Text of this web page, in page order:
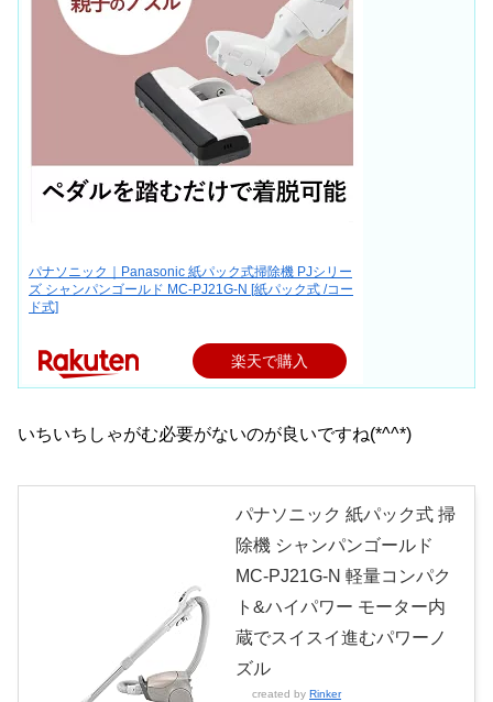
パナソニック｜Panasonic 紙パック式掃除機 PJシリー
ズ シャンパンゴールド MC-PJ21G-N [紙パック式 /コー
ド式]
楽天で購入
いちいちしゃがむ必要がないのが良いですね(*^^*)
パナソニック 紙パック式 掃
除機 シャンパンゴールド
MC-PJ21G-N 軽量コンパク
ト&ハイパワー モーター内
蔵でスイスイ進むパワーノ
ズル
created by Rinker